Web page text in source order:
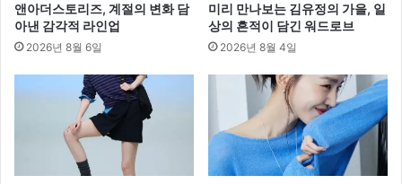
앤아더스토리즈, 계절의 변화 담
아낸 감각적 라인업
2026년 8월 6일
미리 만나보는 김유정의 가을, 일
상의 흔적이 담긴 워드로브
2026년 8월 4일